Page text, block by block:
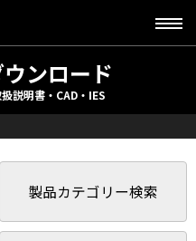
ンロード
説明書・CAD・IES
製品カテゴリー検索